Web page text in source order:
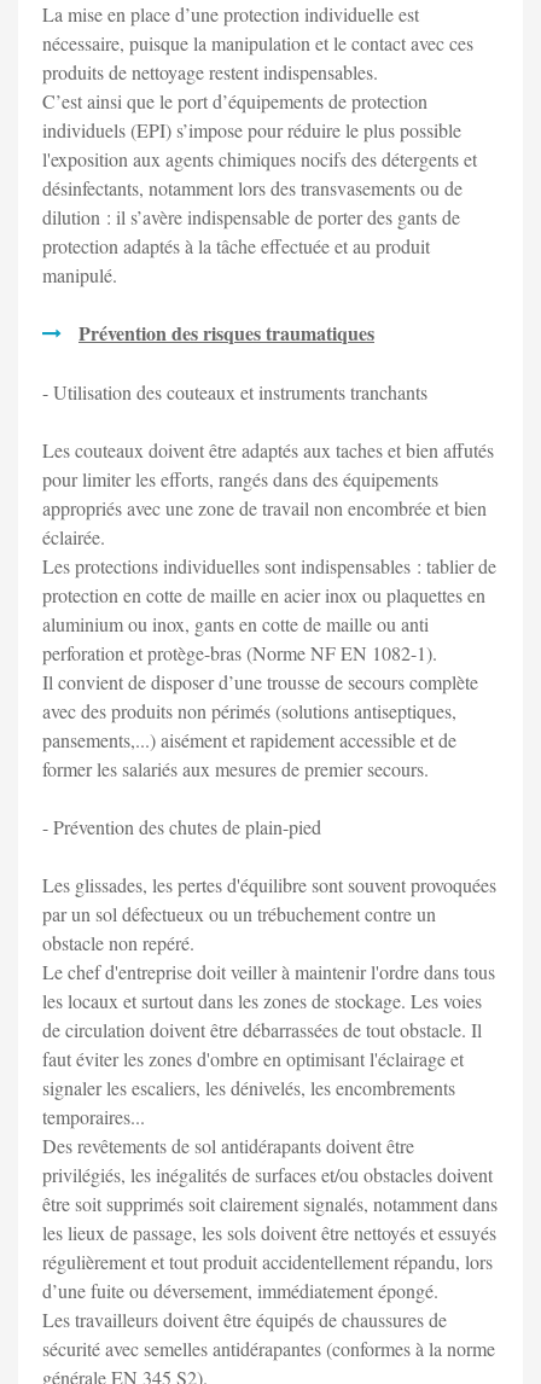
La mise en place d’une protection individuelle est
nécessaire, puisque la manipulation et le contact avec ces
produits de nettoyage restent indispensables.
C’est ainsi que le port d’équipements de protection
individuels (EPI) s’impose pour réduire le plus possible
l'exposition aux agents chimiques nocifs des détergents et
désinfectants, notamment lors des transvasements ou de
dilution : il s’avère indispensable de porter des gants de
protection adaptés à la tâche effectuée et au produit
manipulé.
Prévention des risques traumatiques
- Utilisation des couteaux et instruments tranchants
Les couteaux doivent être adaptés aux taches et bien affutés
pour limiter les efforts, rangés dans des équipements
appropriés avec une zone de travail non encombrée et bien
éclairée.
Les protections individuelles sont indispensables : tablier de
protection en cotte de maille en acier inox ou plaquettes en
aluminium ou inox, gants en cotte de maille ou anti
perforation et protège-bras (Norme NF EN 1082-1).
Il convient de disposer d’une trousse de secours complète
avec des produits non périmés (solutions antiseptiques,
pansements,...) aisément et rapidement accessible et de
former les salariés aux mesures de premier secours.
- Prévention des chutes de plain-pied
Les glissades, les pertes d'équilibre sont souvent provoquées
par un sol défectueux ou un trébuchement contre un
obstacle non repéré.
Le chef d'entreprise doit veiller à maintenir l'ordre dans tous
les locaux et surtout dans les zones de stockage. Les voies
de circulation doivent être débarrassées de tout obstacle. Il
faut éviter les zones d'ombre en optimisant l'éclairage et
signaler les escaliers, les dénivelés, les encombrements
temporaires...
Des revêtements de sol antidérapants doivent être
privilégiés, les inégalités de surfaces et/ou obstacles doivent
être soit supprimés soit clairement signalés, notamment dans
les lieux de passage, les sols doivent être nettoyés et essuyés
régulièrement et tout produit accidentellement répandu, lors
d’une fuite ou déversement, immédiatement épongé.
Les travailleurs doivent être équipés de chaussures de
sécurité avec semelles antidérapantes (conformes à la norme
générale EN 345 S2).